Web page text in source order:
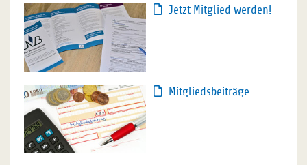
Jetzt Mitglied werden!
Mitgliedsbeiträge